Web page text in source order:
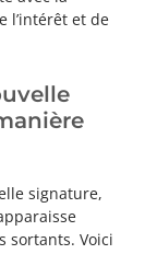
l’intérêt et de
signature,
sortants. Voici